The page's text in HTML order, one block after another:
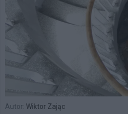
Autor: Wiktor Zając